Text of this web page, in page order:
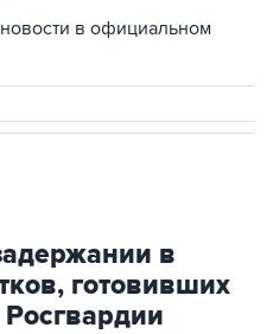
в официальном
в
готовивших
Росгвардии